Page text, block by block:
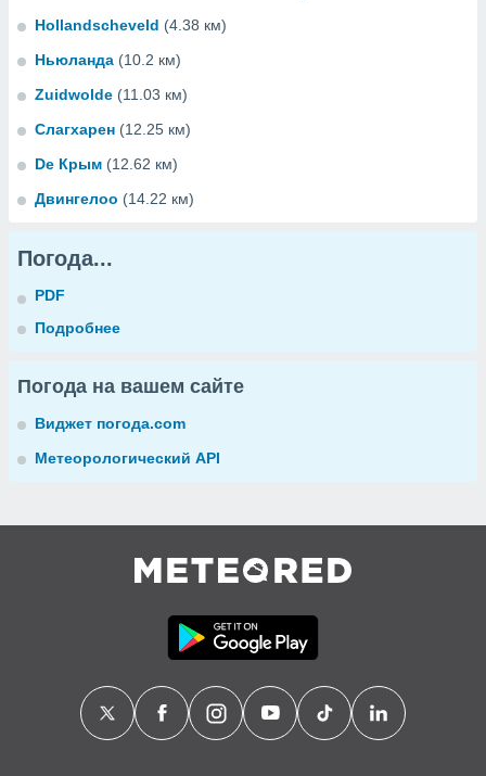
Hollandscheveld (4.38 км)
Ньюланда (10.2 км)
Zuidwolde (11.03 км)
Слагхарен (12.25 км)
De Крым (12.62 км)
Двингелоо (14.22 км)
Погода...
PDF
Подробнее
Погода на вашем сайте
Виджет погода.com
Метеорологический API